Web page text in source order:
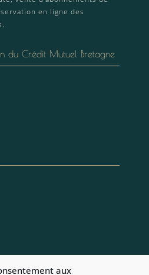
aux
en ligne des
du Crédit Mutuel Bretagne